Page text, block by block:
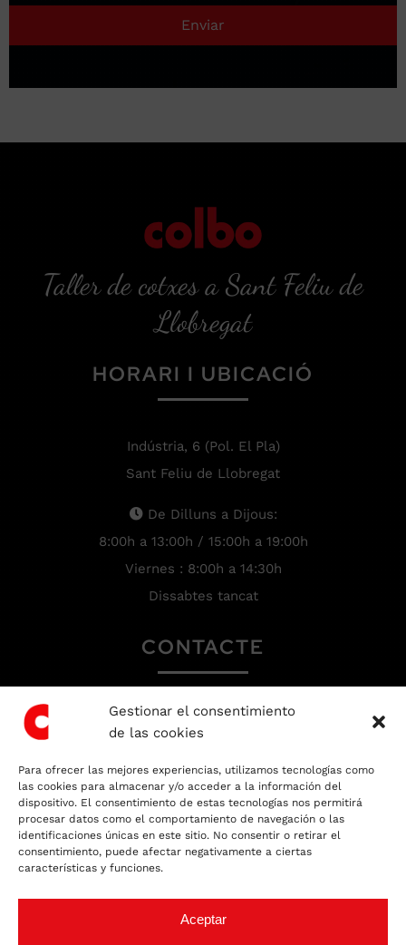
Gestionar el consentimiento
de las cookies
Para ofrecer las mejores experiencias, utilizamos tecnologías como
las cookies para almacenar y/o acceder a la información del
dispositivo. El consentimiento de estas tecnologías nos permitirá
procesar datos como el comportamiento de navegación o las
identificaciones únicas en este sitio. No consentir o retirar el
consentimiento, puede afectar negativamente a ciertas
características y funciones.
Aceptar
Enviar
Taller de cotxes a Sant Feliu de
Llobregat
HORARI I UBICACIÓ
Indústria, 6 (Pol. El Pla)
Sant Feliu de Llobregat
De Dilluns a Dijous:
8:00h a 13:00h / 15:00h a 19:00h
Viernes : 8:00h a 14:30h
Dissabtes tancat
CONTACTE
93 666 81 64
Escrigui’ns un Whatsapp
TALLER EXPERT
EN XAPA I PINTURA